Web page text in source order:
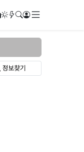
번역다크모드
새글/새댓글
검색로그인
정보찾기